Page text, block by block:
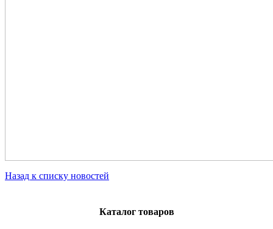
Назад к списку новостей
Каталог товаров